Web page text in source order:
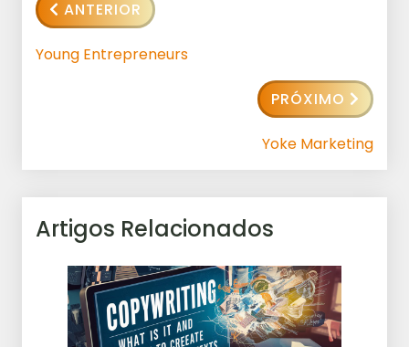
ANTERIOR
Young Entrepreneurs
PRÓXIMO
Yoke Marketing
Artigos Relacionados